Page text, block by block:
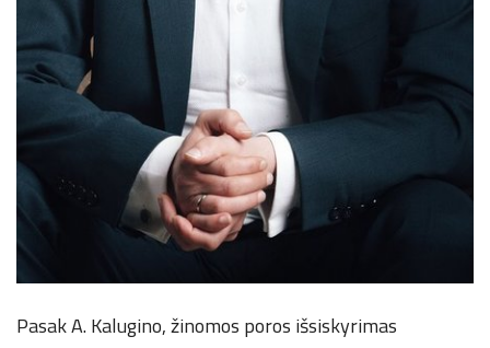
Pasak A. Kalugino, žinomos poros išsiskyrimas